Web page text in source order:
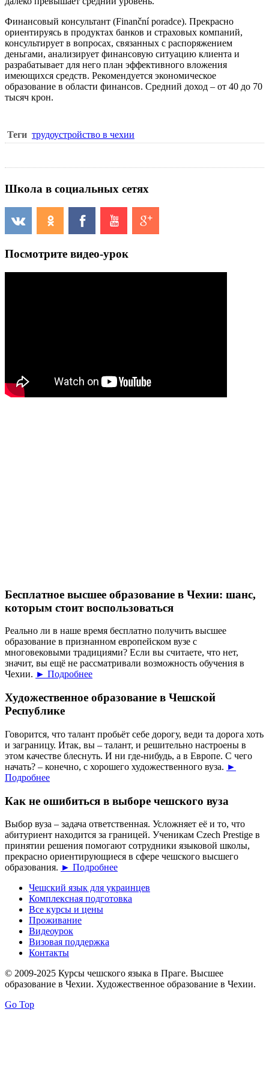
Финансовый консультант (Finanční poradce). Прекрасно
ориентируясь в продуктах банков и страховых компаний,
консультирует в вопросах, связанных с распоряжением
деньгами, анализирует финансовую ситуацию клиента и
разрабатывает для него план эффективного вложения
имеющихся средств. Рекомендуется экономическое
образование в области финансов. Средний доход – от 40 до 70
тысяч крон.
Теги трудоустройство в чехии
Школа в социальных сетях
Посмотрите видео-урок
Бесплатное высшее образование в Чехии: шанс,
которым стоит воспользоваться
Реально ли в наше время бесплатно получить высшее
образование в признанном европейском вузе с
многовековыми традициями? Если вы считаете, что нет,
значит, вы ещё не рассматривали возможность обучения в
Чехии. ► Подробнее
Художественное образование в Чешской
Республике
Говорится, что талант пробьёт себе дорогу, веди та дорога хоть
и заграницу. Итак, вы – талант, и решительно настроены в
этом качестве блеснуть. И ни где-нибудь, а в Европе. С чего
начать? – конечно, с хорошего художественного вуза. ►
Подробнее
Как не ошибиться в выборе чешского вуза
Выбор вуза – задача ответственная. Усложняет её и то, что
абитуриент находится за границей. Ученикам Czech Prestige в
принятии решения помогают сотрудники языковой школы,
прекрасно ориентирующиеся в сфере чешского высшего
образования. ► Подробнее
Чешский язык для украинцев
Комплексная подготовка
Все курсы и цены
Проживание
Видеоурок
Визовая поддержка
Контакты
© 2009-2025 Курсы чешского языка в Праге. Высшее
образование в Чехии. Художественное образование в Чехии.
Go Top